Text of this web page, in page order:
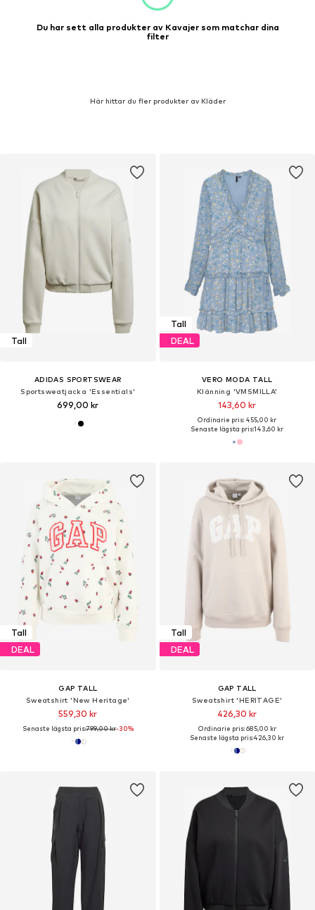
Du har sett alla produkter av Kavajer som matchar dina
filter
Här hittar du fler produkter av Kläder
Tall
ADIDAS SPORTSWEAR
Sportsweatjacka 'Essentials'
699,00 kr
Tall
DEAL
VERO MODA TALL
Klänning 'VMSMILLA'
143,60 kr
Ordinarie pris: 455,00 kr
Senaste lägsta pris:143,60 kr
Tall
DEAL
GAP TALL
Sweatshirt 'New Heritage'
559,30 kr
Senaste lägsta pris:799,00 kr-30%
Tall
DEAL
GAP TALL
Sweatshirt 'HERITAGE'
426,30 kr
Ordinarie pris: 685,00 kr
Senaste lägsta pris:426,30 kr